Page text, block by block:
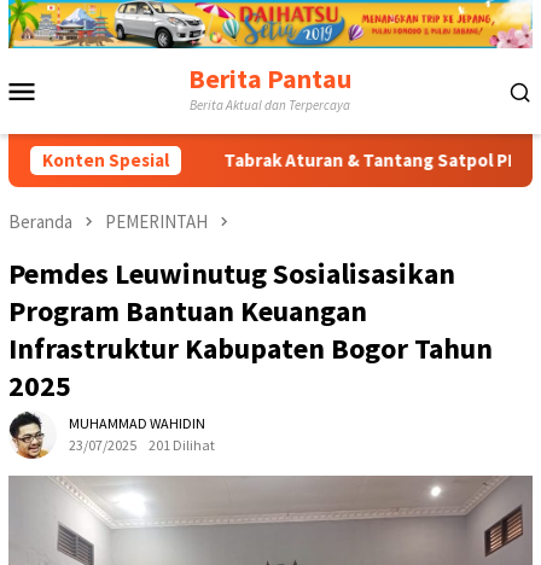
Loncat
ke
Berita Pantau
Berita Aktual dan Terpercaya
Konten SpesialTabrak Aturan & Tantang Satpol PP:
Beranda PEMERINTAH
Pemdes Leuwinutug Sosialisasikan
Program Bantuan Keuangan
Infrastruktur Kabupaten Bogor Tahun
2025
MUHAMMAD WAHIDIN
23/07/2025
201 Dilihat